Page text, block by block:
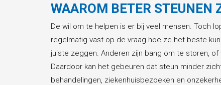
WAAROM BETER STEUNEN
De wil om te helpen is er bij veel mensen. Toch
regelmatig vast op de vraag hoe ze het beste
juiste zeggen. Anderen zijn bang om te storen,
Daardoor kan het gebeuren dat steun minder
behandelingen, ziekenhuisbezoeken en